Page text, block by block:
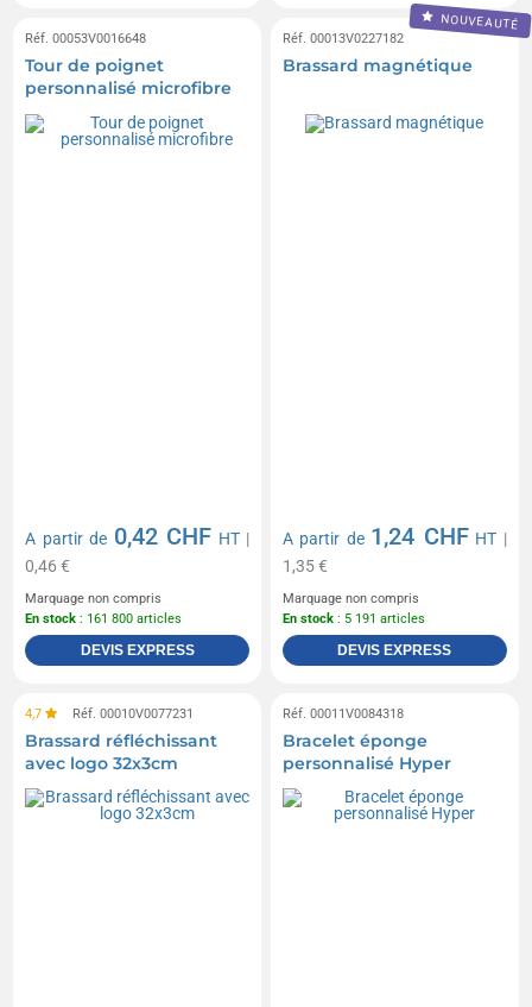
Réf. 00053V0016648
Tour de poignet
personnalisé microfibre
A partir de 0,42 CHF HT|
0,46 €
Marquage non compris
En stock : 161 800 articles
DEVIS EXPRESS
NOUVEAUTÉ
Réf. 00013V0227182
Brassard magnétique
A partir de 1,24 CHF HT |
1,35 €
Marquage non compris
En stock : 5 191 articles
DEVIS EXPRESS
4,7 Réf. 00010V0077231
Brassard réfléchissant
avec logo 32x3cm
Réf. 00011V0084318
Bracelet éponge
personnalisé Hyper